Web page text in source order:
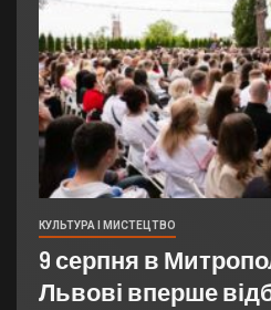
КУЛЬТУРА І МИСТЕЦТВО
9 серпня в
Львові вперше